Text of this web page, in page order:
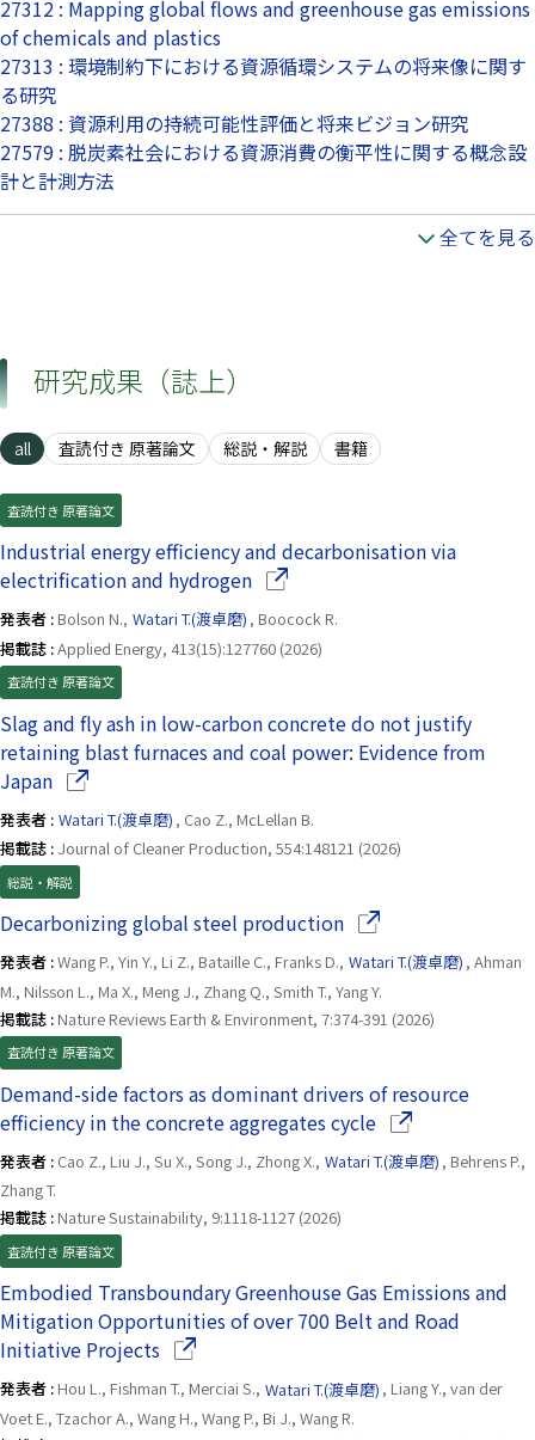
27312 : Mapping global flows and greenhouse gas emissions
of chemicals and plastics
27313 : 環境制約下における資源循環システムの将来像に関す
る研究
27388 : 資源利用の持続可能性評価と将来ビジョン研究
27579 : 脱炭素社会における資源消費の衡平性に関する概念設
計と計測方法
全てを見る
研究成果（誌上）
all 査読付き 原著論文 総説・解説 書籍
査読付き 原著論文
Industrial energy efficiency and decarbonisation via
electrification and hydrogen（別ウインドウで開きます）
発表者 : Bolson N., Watari T.(渡卓磨) , Boocock R.
掲載誌 :Applied Energy, 413(15):127760 (2026)
査読付き 原著論文
Slag and fly ash in low-carbon concrete do not justify
retaining blast furnaces and coal power: Evidence from
Japan（別ウインドウで開きます）
発表者 : Watari T.(渡卓磨) , Cao Z., McLellan B.
掲載誌 : Journal of Cleaner Production, 554:148121 (2026)
総説・解説
Decarbonizing global steel production（別ウインドウで開
発表者 :Wang P., Yin Y., Li Z., Bataille C., Franks D., Watari T.(渡卓磨) , Ahman
M., Nilsson L., Ma X., Meng J., Zhang Q., Smith T., Yang Y.
掲載誌 : Nature Reviews Earth & Environment, 7:374-391 (2026)
査読付き 原著論文
Demand-side factors as dominant drivers of resource
efficiency in the concrete aggregates cycle（別ウインドウで
発表者 : Cao Z., Liu J., Su X., Song J., Zhong X., Watari T.(渡卓磨) , Behrens P.,
Zhang T.
掲載誌 : Nature Sustainability, 9:1118-1127 (2026)
査読付き 原著論文
Embodied Transboundary Greenhouse Gas Emissions and
Mitigation Opportunities of over 700 Belt and Road
Initiative Projects（別ウインドウで開きます）
発表者 : Hou L., Fishman T., Merciai S., Watari T.(渡卓磨) , Liang Y., van der
Voet E., Tzachor A., Wang H., Wang P., Bi J., Wang R.